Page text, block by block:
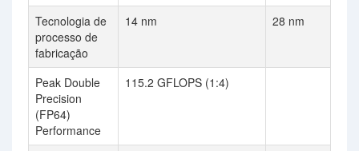
Tecnologia de
processo de
fabricação
14 nm 28 nm
Peak Double
Precision
(FP64)
Performance
115.2 GFLOPS (1:4)